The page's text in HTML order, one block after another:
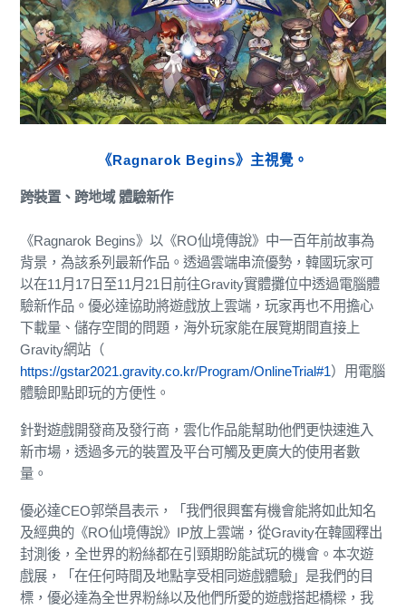
《Ragnarok Begins》主視覺。
跨裝置、跨地域 體驗新作
《Ragnarok Begins》以《RO仙境傳說》中一百年前故事為
背景，為該系列最新作品。透過雲端串流優勢，韓國玩家可
以在11月17日至11月21日前往Gravity實體攤位中透過電腦體
驗新作品。優必達協助將遊戲放上雲端，玩家再也不用擔心
下載量、儲存空間的問題，海外玩家能在展覽期間直接上
Gravity網站（
https://gstar2021.gravity.co.kr/Program/OnlineTrial#1）用電腦
體驗即點即玩的方便性。
針對遊戲開發商及發行商，雲化作品能幫助他們更快速進入
新市場，透過多元的裝置及平台可觸及更廣大的使用者數
量。
優必達CEO郭榮昌表示，「我們很興奮有機會能將如此知名
及經典的《RO仙境傳說》IP放上雲端，從Gravity在韓國釋出
封測後，全世界的粉絲都在引頸期盼能試玩的機會。本次遊
戲展，「在任何時間及地點享受相同遊戲體驗」是我們的目
標，優必達為全世界粉絲以及他們所愛的遊戲搭起橋樑，我